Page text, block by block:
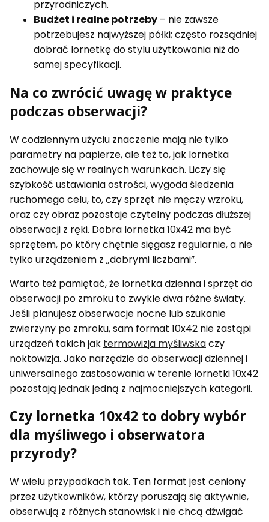
przyrodniczych.
Budżet i realne potrzeby – nie zawsze
potrzebujesz najwyższej półki; często rozsądniej
dobrać lornetkę do stylu użytkowania niż do
samej specyfikacji.
Na co zwrócić uwagę w praktyce
podczas obserwacji?
W codziennym użyciu znaczenie mają nie tylko
parametry na papierze, ale też to, jak lornetka
zachowuje się w realnych warunkach. Liczy się
szybkość ustawiania ostrości, wygoda śledzenia
ruchomego celu, to, czy sprzęt nie męczy wzroku,
oraz czy obraz pozostaje czytelny podczas dłuższej
obserwacji z ręki. Dobra lornetka 10x42 ma być
sprzętem, po który chętnie sięgasz regularnie, a nie
tylko urządzeniem z „dobrymi liczbami”.
Warto też pamiętać, że lornetka dzienna i sprzęt do
obserwacji po zmroku to zwykle dwa różne światy.
Jeśli planujesz obserwacje nocne lub szukanie
zwierzyny po zmroku, sam format 10x42 nie zastąpi
urządzeń takich jak termowizja myśliwskaczy
noktowizja. Jako narzędzie do obserwacji dziennej i
uniwersalnego zastosowania w terenie lornetki 10x42
pozostają jednak jedną z najmocniejszych kategorii.
Czy lornetka 10x42 to dobry wybór
dla myśliwego i obserwatora
przyrody?
W wielu przypadkach tak. Ten format jest ceniony
przez użytkowników, którzy poruszają się aktywnie,
obserwują z różnych stanowisk i nie chcą dźwigać